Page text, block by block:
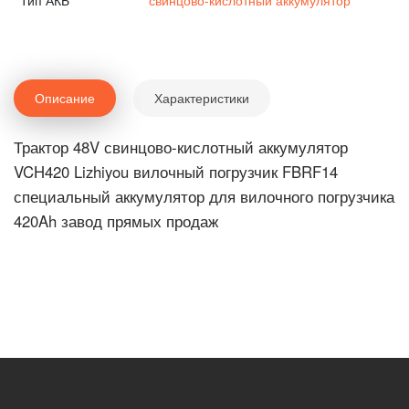
Описание Характеристики
Трактор 48V свинцово-кислотный аккумулятор
VCH420 Lizhiyou вилочный погрузчик FBRF14
специальный аккумулятор для вилочного погрузчика
420Ah завод прямых продаж